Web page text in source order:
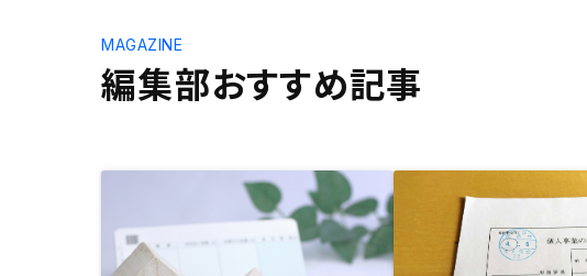
編集部おすすめ記事
MAGAZINE